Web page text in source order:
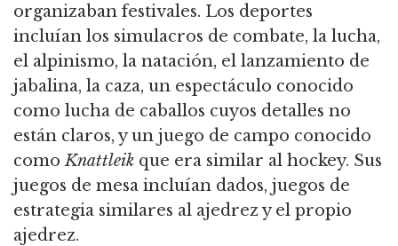
organizaban festivales. Los deportes
incluían los simulacros de combate, la lucha,
el alpinismo, la natación, el lanzamiento de
jabalina, la caza, un espectáculo conocido
como lucha de caballos cuyos detalles no
están claros, y un juego de campo conocido
comoKnattleik que era similar al hockey. Sus
juegos de mesa incluían dados, juegos de
estrategia similares al ajedrez y el propio
ajedrez.